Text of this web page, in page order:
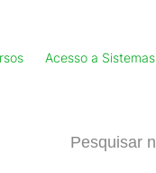
Acesso a Sistemas